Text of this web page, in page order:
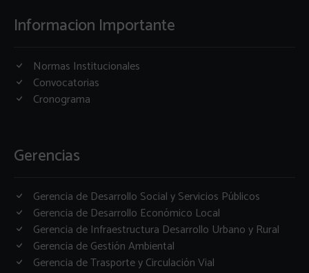
Informacion Importante
Normas Institucionales
Convocatorias
Cronograma
Gerencias
Gerencia de Desarrollo Social y Servicios Públicos
Gerencia de Desarrollo Económico Local
Gerencia de Infraestructura Desarrollo Urbano y Rural
Gerencia de Gestión Ambiental
Gerencia de Trasporte y Circulación Vial